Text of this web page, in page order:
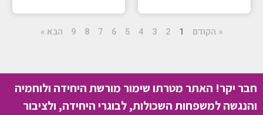
« הקודם 1
2
3
4
5
6
7
8
9 הבא »
חבר יקר! האתר מטרתו שימור מורשת היחידה ולוחמיה
והנגשה למשפחות השכולות, לבוגרי היחידה, ולציבור